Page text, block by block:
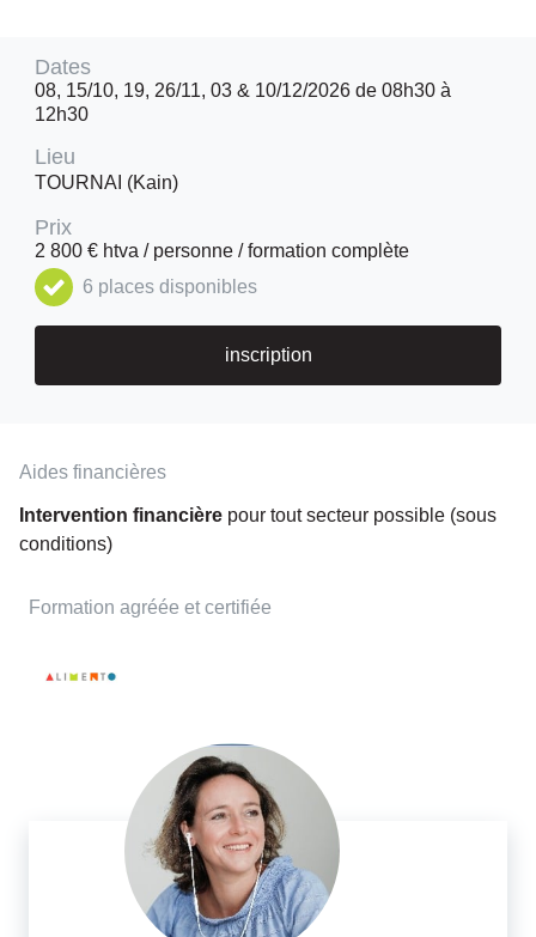
Dates
08, 15/10, 19, 26/11, 03 & 10/12/2026 de 08h30 à
12h30
Lieu
TOURNAI (Kain)
Prix
2 800 € htva / personne / formation complète
6 places disponibles
inscription
Aides financières
Intervention financière pour tout secteur possible (sous
conditions)
Formation agréée et certifiée